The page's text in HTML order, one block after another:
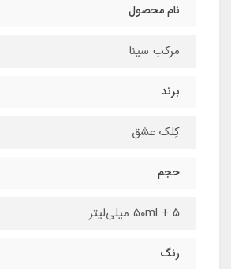
نام محصول
مرکب سینا
برند
کِلک عشق
حجم
50ml + ۵ میلی‌لیتر
رنگ